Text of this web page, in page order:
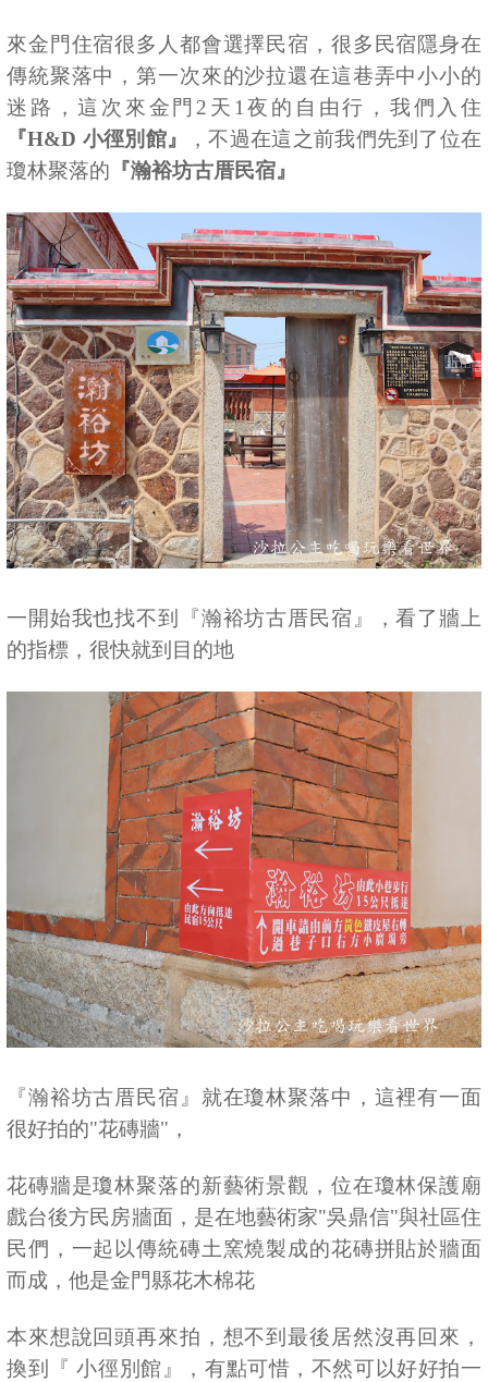
來金門住宿很多人都會選擇民宿，很多民宿隱身在
傳統聚落中，第一次來的沙拉還在這巷弄中小小的
迷路，這次來金門2天1夜的自由行，我們入住
『H&D 小徑別館』
，不過在這之前我們先到了位在
瓊林聚落的 『瀚裕坊古厝民宿』
一開始我也找不到『瀚裕坊古厝民宿』，看了牆上
的指標，很快就到目的地
『瀚裕坊古厝民宿』就在瓊林聚落中，這裡有一面
很好拍的"花磚牆"，
花磚牆是瓊林聚落的新藝術景觀，位在瓊林保護廟
戲台後方民房牆面，是在地藝術家"吳鼎信"與社區住
民們，一起以傳統磚土窯燒製成的花磚拼貼於牆面
而成，他是金門縣花木棉花
本來想說回頭再來拍，想不到最後居然沒再回來，
換到『 小徑別館』，有點可惜，不然可以好好拍一